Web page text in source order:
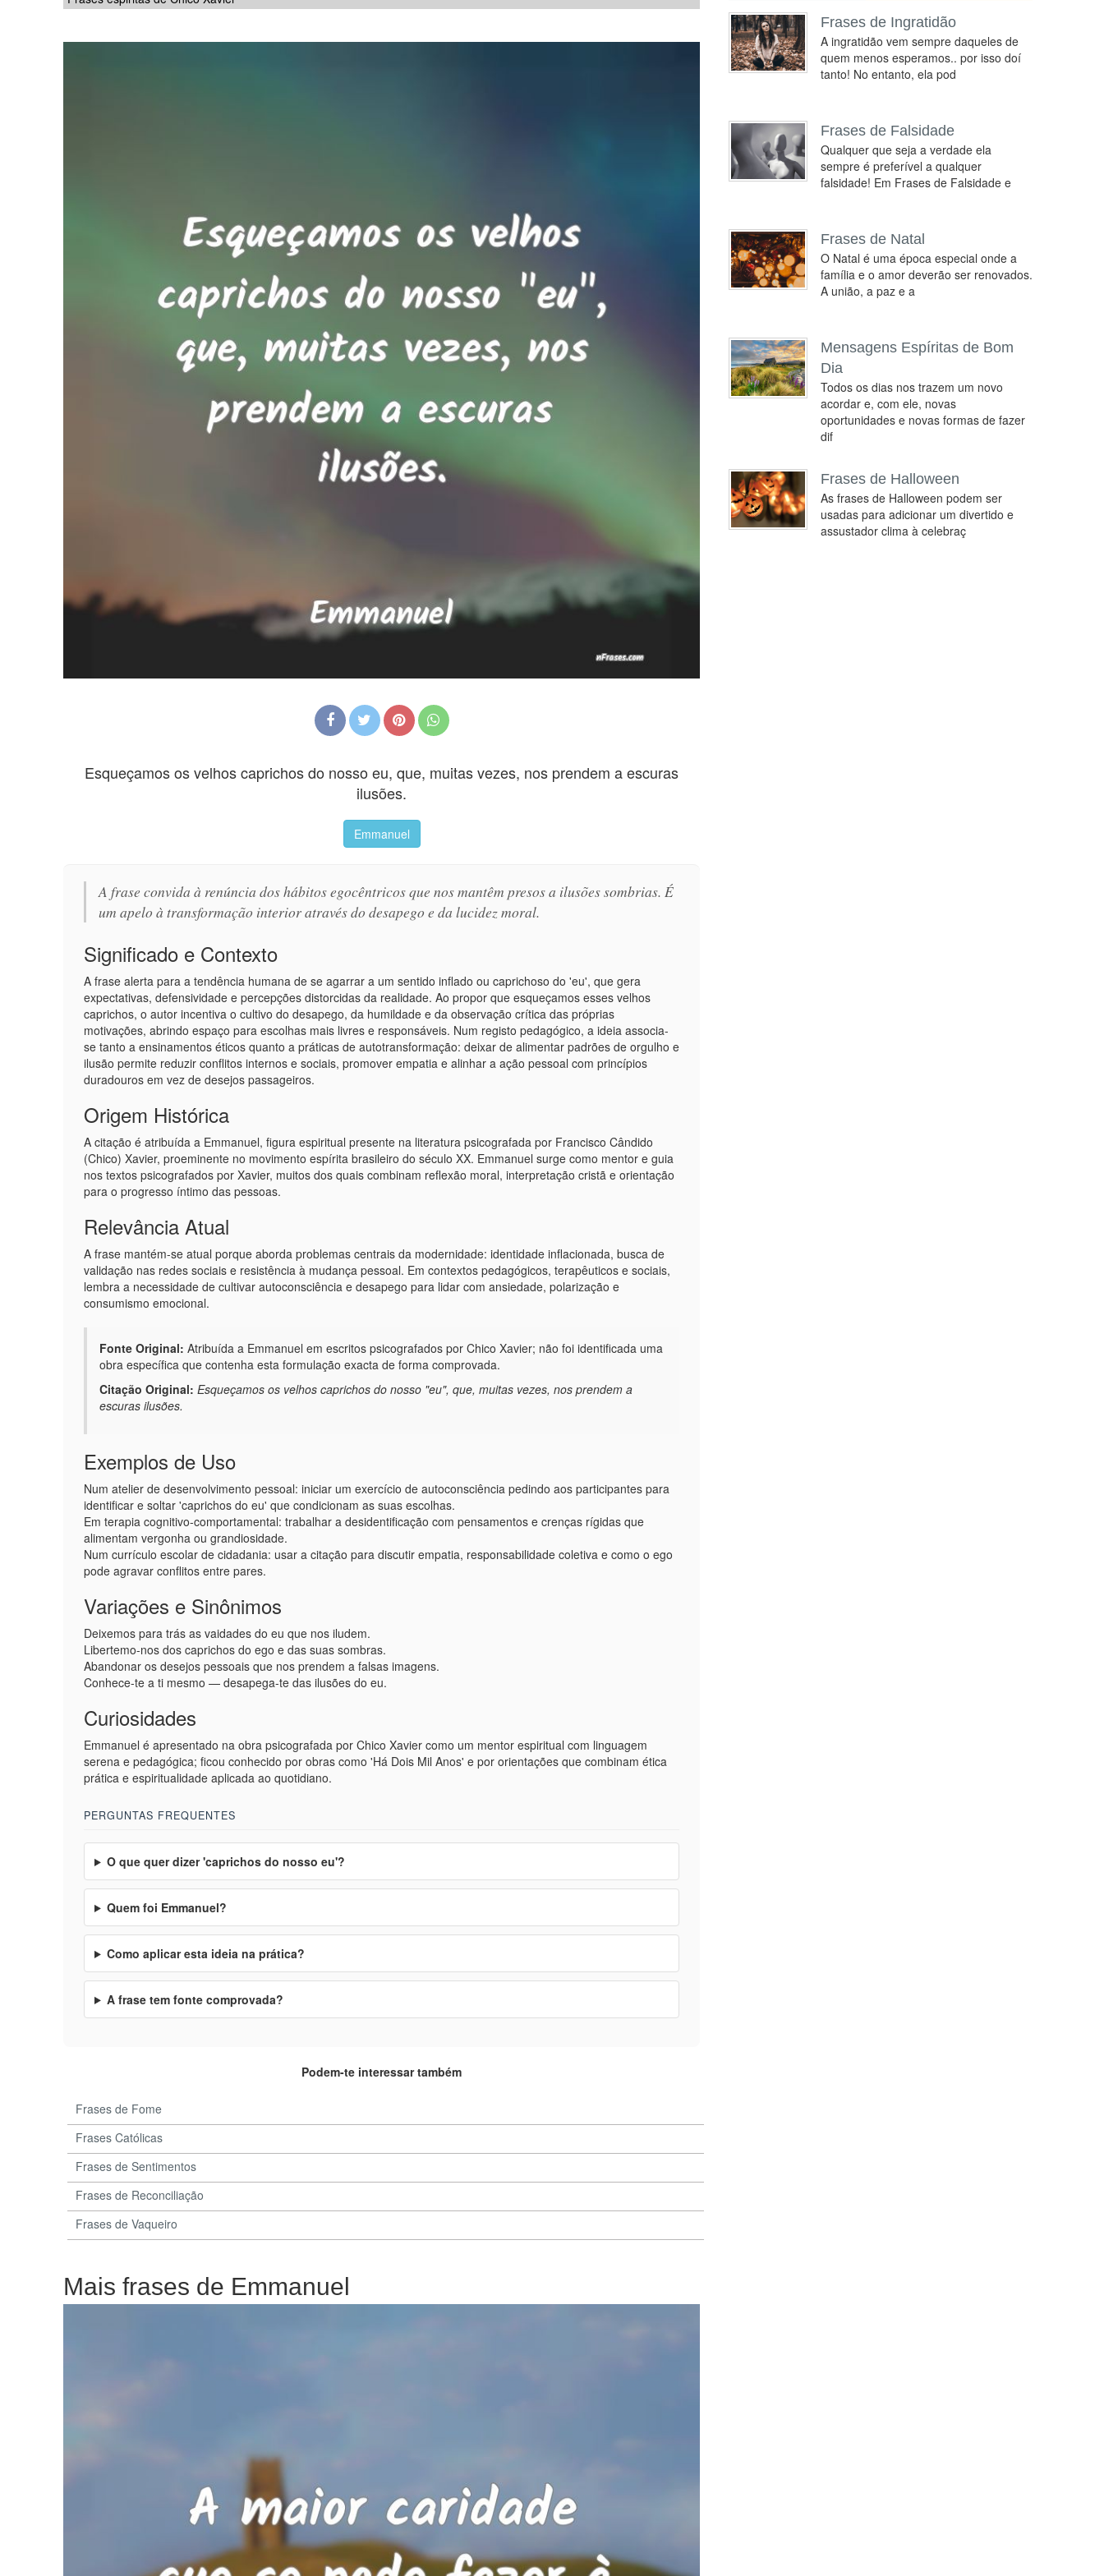
Esqueçamos os velhos caprichos do nosso eu, que, muitas vezes, nos prendem a escuras
ilusões.
Emmanuel
A frase convida à renúncia dos hábitos egocêntricos que nos mantêm presos a ilusões sombrias. É
um apelo à transformação interior através do desapego e da lucidez moral.
Significado e Contexto
A frase alerta para a tendência humana de se agarrar a um sentido inflado ou caprichoso do 'eu', que gera
expectativas, defensividade e percepções distorcidas da realidade. Ao propor que esqueçamos esses velhos
caprichos, o autor incentiva o cultivo do desapego, da humildade e da observação crítica das próprias
motivações, abrindo espaço para escolhas mais livres e responsáveis. Num registo pedagógico, a ideia associa-
se tanto a ensinamentos éticos quanto a práticas de autotransformação: deixar de alimentar padrões de orgulho e
ilusão permite reduzir conflitos internos e sociais, promover empatia e alinhar a ação pessoal com princípios
duradouros em vez de desejos passageiros.
Origem Histórica
A citação é atribuída a Emmanuel, figura espiritual presente na literatura psicografada por Francisco Cândido
(Chico) Xavier, proeminente no movimento espírita brasileiro do século XX. Emmanuel surge como mentor e guia
nos textos psicografados por Xavier, muitos dos quais combinam reflexão moral, interpretação cristã e orientação
para o progresso íntimo das pessoas.
Relevância Atual
A frase mantém-se atual porque aborda problemas centrais da modernidade: identidade inflacionada, busca de
validação nas redes sociais e resistência à mudança pessoal. Em contextos pedagógicos, terapêuticos e sociais,
lembra a necessidade de cultivar autoconsciência e desapego para lidar com ansiedade, polarização e
consumismo emocional.
Fonte Original: Atribuída a Emmanuel em escritos psicografados por Chico Xavier; não foi identificada uma
obra específica que contenha esta formulação exacta de forma comprovada.
Citação Original: Esqueçamos os velhos caprichos do nosso "eu", que, muitas vezes, nos prendem a
escuras ilusões.
Exemplos de Uso
Num atelier de desenvolvimento pessoal: iniciar um exercício de autoconsciência pedindo aos participantes para
identificar e soltar 'caprichos do eu' que condicionam as suas escolhas.
Em terapia cognitivo-comportamental: trabalhar a desidentificação com pensamentos e crenças rígidas que
alimentam vergonha ou grandiosidade.
Num currículo escolar de cidadania: usar a citação para discutir empatia, responsabilidade coletiva e como o ego
pode agravar conflitos entre pares.
Variações e Sinônimos
Deixemos para trás as vaidades do eu que nos iludem.
Libertemo-nos dos caprichos do ego e das suas sombras.
Abandonar os desejos pessoais que nos prendem a falsas imagens.
Conhece-te a ti mesmo — desapega-te das ilusões do eu.
Curiosidades
Emmanuel é apresentado na obra psicografada por Chico Xavier como um mentor espiritual com linguagem
serena e pedagógica; ficou conhecido por obras como 'Há Dois Mil Anos' e por orientações que combinam ética
prática e espiritualidade aplicada ao quotidiano.
PERGUNTAS FREQUENTES
O que quer dizer 'caprichos do nosso eu'?
Quem foi Emmanuel?
Como aplicar esta ideia na prática?
A frase tem fonte comprovada?
Podem-te interessar também
Frases de Fome
Frases Católicas
Frases de Sentimentos
Frases de Reconciliação
Frases de Vaqueiro
Mais frases de Emmanuel
Frases de Ingratidão
A ingratidão vem sempre daqueles de
quem menos esperamos.. por isso doí
tanto! No entanto, ela pod
Frases de Falsidade
Qualquer que seja a verdade ela
sempre é preferível a qualquer
falsidade! Em Frases de Falsidade e
Frases de Natal
O Natal é uma época especial onde a
família e o amor deverão ser renovados.
A união, a paz e a
Mensagens Espíritas de Bom
Dia
Todos os dias nos trazem um novo
acordar e, com ele, novas
oportunidades e novas formas de fazer
dif
Frases de Halloween
As frases de Halloween podem ser
usadas para adicionar um divertido e
assustador clima à celebraç